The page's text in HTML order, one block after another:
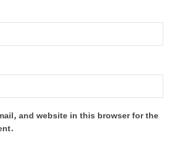
and website in this browser for the